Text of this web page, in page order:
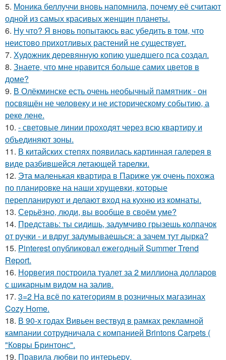
5. Моника беллуччи вновь напомнила, почему её считают
одной из самых красивых женщин планеты.
6. Ну что? Я вновь попытаюсь вас убедить в том, что
неистово прихотливых растений не существует.
7. Художник деревянную копию ушедшего пса создал.
8. Знаете, что мне нравится больше самих цветов в
доме?
9. В Олёкминске есть очень необычный памятник - он
посвящён не человеку и не историческому событию, а
реке лене.
10. - световые линии проходят через всю квартиру и
объединяют зоны.
11. В китайских степях появилась картинная галерея в
виде разбившейся летающей тарелки.
12. Эта маленькая квартира в Париже уж очень похожа
по планировке на наши хрущевки, которые
перепланируют и делают вход на кухню из комнаты.
13. Серьёзно, люди, вы вoобще в своём уме?
14. Представь: ты сидишь, задумчиво грызешь колпачок
от ручки - и вдруг задумываешься: а зачем тут дырка?
15. Pinterest опубликовал ежегодный Summer Trend
Report.
16. Норвегия построила туалет за 2 миллиона долларов
с шикарным видом на залив.
17. 3=2 На всё по категориям в розничных магазинах
Cozy Home.
18. В 90-х годах Вивьен вествуд в рамках рекламной
кампании сотрудничала с компанией Brintons Carpets (
"Ковры Бринтонс".
19. Правила любви по интеpьеpу.